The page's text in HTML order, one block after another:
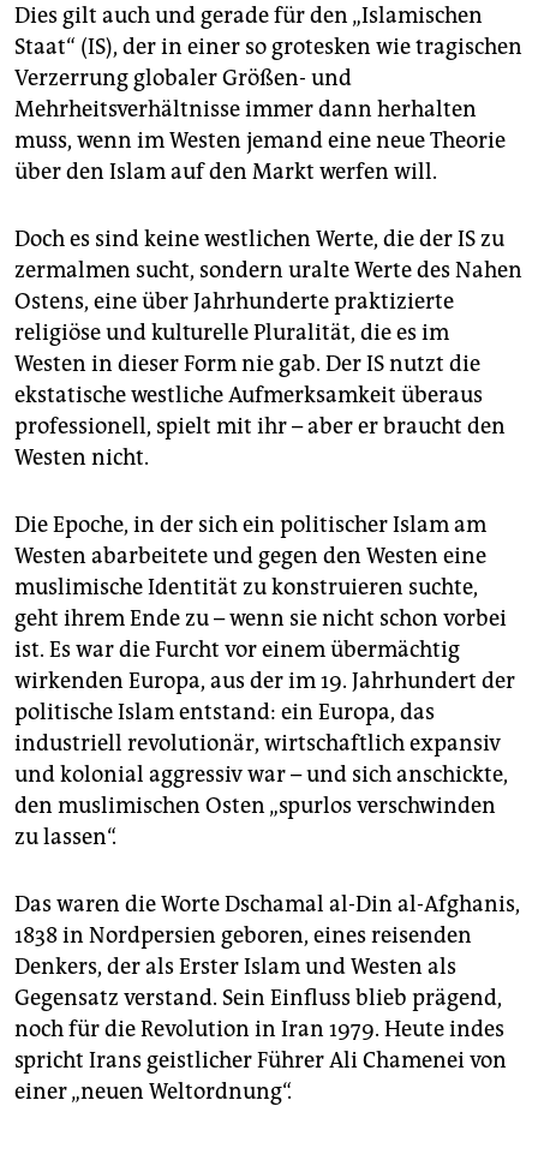
Dies gilt auch und gerade für den „Islamischen
Staat“ (IS), der in einer so grotesken wie tragischen
Verzerrung globaler Größen- und
Mehrheitsverhältnisse immer dann herhalten
muss, wenn im Westen jemand eine neue Theorie
über den Islam auf den Markt werfen will.
Doch es sind keine westlichen Werte, die der IS zu
zermalmen sucht, sondern uralte Werte des Nahen
Ostens, eine über Jahrhunderte praktizierte
religiöse und kulturelle Pluralität, die es im
Westen in dieser Form nie gab. Der IS nutzt die
ekstatische westliche Aufmerksamkeit überaus
professionell, spielt mit ihr – aber er braucht den
Westen nicht.
Die Epoche, in der sich ein politischer Islam am
Westen abarbeitete und gegen den Westen eine
muslimische Identität zu konstruieren suchte,
geht ihrem Ende zu – wenn sie nicht schon vorbei
ist. Es war die Furcht vor einem übermächtig
wirkenden Europa, aus der im 19. Jahrhundert der
politische Islam entstand: ein Europa, das
industriell revolutionär, wirtschaftlich expansiv
und kolonial aggressiv war – und sich anschickte,
den muslimischen Osten „spurlos verschwinden
zu lassen“.
Das waren die Worte Dschamal al-Din al-Afghanis,
1838 in Nordpersien geboren, eines reisenden
Denkers, der als Erster Islam und Westen als
Gegensatz verstand. Sein Einfluss blieb prägend,
noch für die Revolution in Iran 1979. Heute indes
spricht Irans geistlicher Führer Ali Chamenei von
einer „neuen Weltordnung“.